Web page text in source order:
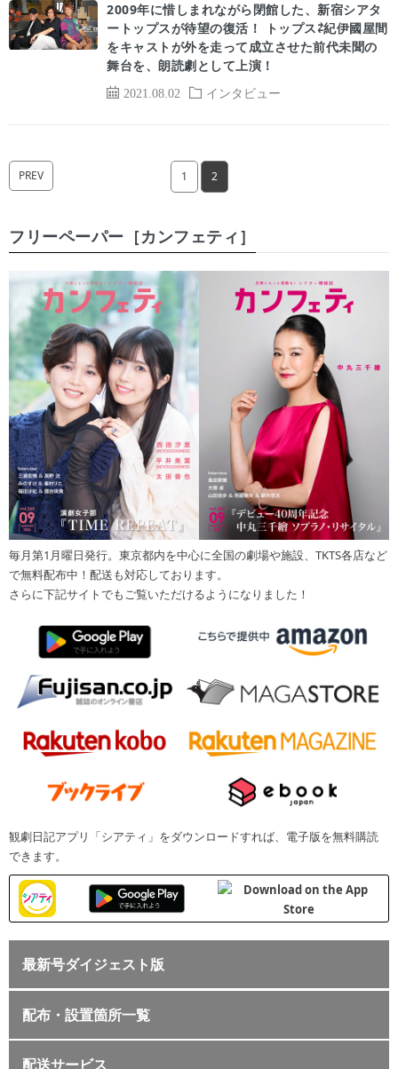
2021.08.02 インタビュー
2009年に惜しまれながら閉館した、新宿シアタ
ートップスが待望の復活！ トップス⇄紀伊國屋間
をキャストが外を走って成立させた前代未聞の
舞台を、朗読劇として上演！
PREV 1 2
フリーペーパー［カンフェティ］
毎月第1月曜日発行。東京都内を中心に全国の劇場や施設、TKTS各店など
で無料配布中！配送も対応しております。
さらに下記サイトでもご覧いただけるようになりました！
観劇日記アプリ「シアティ」をダウンロードすれば、電子版を無料購読
できます。
最新号ダイジェスト版
配布・設置箇所一覧
配送サービス